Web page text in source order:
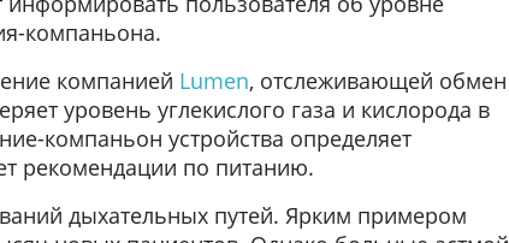
компаньона.
компанией Lumen, отслеживающей обмен
уровень углекислого газа и кислорода в
компаньон устройства определяет
рекомендации по питанию.
дыхательных путей. Ярким примером